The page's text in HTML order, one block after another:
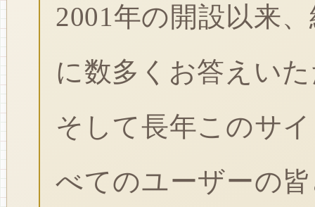
2001年の開設以来
に数多くお答えい
そして長年このサ
べてのユーザーの